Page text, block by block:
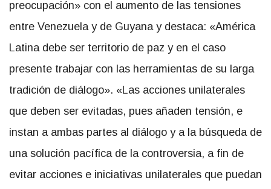
preocupación» con el aumento de las tensiones
entre Venezuela y de Guyana y destaca: «América
Latina debe ser territorio de paz y en el caso
presente trabajar con las herramientas de su larga
tradición de diálogo». «Las acciones unilaterales
que deben ser evitadas, pues añaden tensión, e
instan a ambas partes al diálogo y a la búsqueda de
una solución pacífica de la controversia, a fin de
evitar acciones e iniciativas unilaterales que puedan